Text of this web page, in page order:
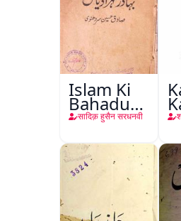
Islam Ki
Bahadur
Shahzadiyan
सादिक़ हुसैन सरधनवी